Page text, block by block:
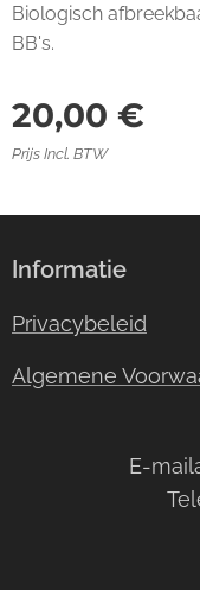
Biologisch
BB's.
20,00 €
Prijs Incl. BTW
Informatie
Privacybeleid
Algemene
E-